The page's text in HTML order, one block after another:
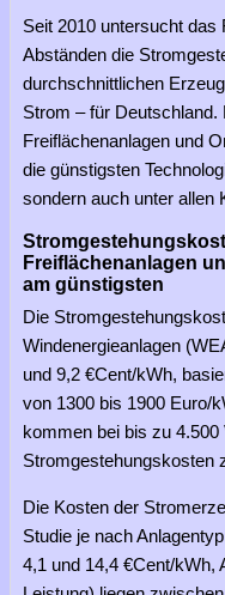
Seit 2010 untersucht das
Abständen die
durchschnittlichen
Strom – für
Freiflächenanlagen und
die günstigsten
sondern auch unter allen
Freiflächenanlagen
am günstigsten
Die
Windenergieanlagen
und 9,2 €Cent/kWh,
von 1300 bis 1900 Euro/
kommen bei bis zu 4.500
Stromgestehungskosten
Die Kosten der
Studie je nach
4,1 und 14,4 €Cent/kWh,